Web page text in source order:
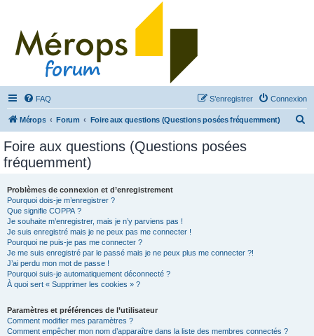
FAQ Connexion
S’enregistrer
Mérops Forum Foire aux questions (Questions posées fréquemment)
Foire aux questions (Questions posées
fréquemment)
Problèmes de connexion et d’enregistrement
Pourquoi dois-je m’enregistrer ?
Que signifie COPPA ?
Je souhaite m’enregistrer, mais je n’y parviens pas !
Je suis enregistré mais je ne peux pas me connecter !
Pourquoi ne puis-je pas me connecter ?
Je me suis enregistré par le passé mais je ne peux plus me connecter ?!
J’ai perdu mon mot de passe !
Pourquoi suis-je automatiquement déconnecté ?
À quoi sert « Supprimer les cookies » ?
Paramètres et préférences de l’utilisateur
Comment modifier mes paramètres ?
Comment empêcher mon nom d’apparaître dans la liste des membres connectés ?